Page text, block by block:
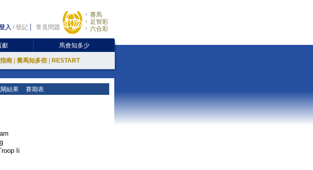
入 /登記 常見問題
賽馬
足智彩
六合彩
獻 馬會知多少
南 賽馬知多些 RESTART
結果 賽期表
Ii